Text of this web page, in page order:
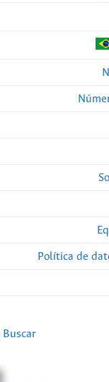
Política de
Buscar